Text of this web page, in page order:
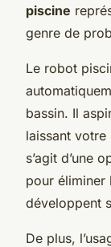
piscine
genre de
Le robot
bassin. Il
laissant
s’agit d’une
pour éliminer
développent
De plus,